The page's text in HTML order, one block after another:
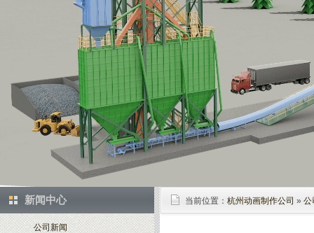
新闻中心
公司新闻
当前位置： 杭州动画制作公司 » 公